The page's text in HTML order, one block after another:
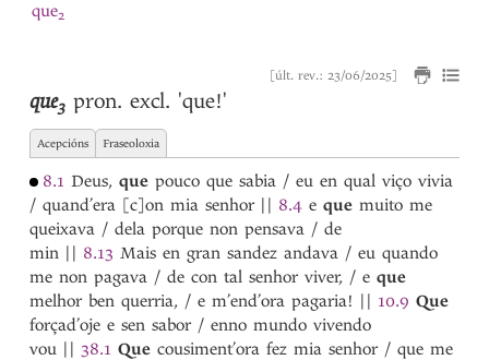
que2
quebrantado
quebrantar
quebranto
quebrar
queda
quedada
quedado
quedar
quedo
queijada
Queimado
[últ. rev.: 23/06/2025]
que3 pron. excl. 'que!'
Acepcións Fraseoloxia
8.1 Deus,que pouco que sabia / eu en qual viço vivia
/ quand’era [c]on mia senhor || 8.4 eque muito me
queixava / dela porque non pensava / de
min || 8.13 Mais en gran sandez andava / eu quando
me non pagava / de con tal senhor viver, / eque
melhor ben querria, / e m’end’ora pagaria! || 10.9 Que
forçad’oje e sen sabor / enno mundo vivendo
vou || 38.1 Que cousiment’ora fez mia senhor / que me